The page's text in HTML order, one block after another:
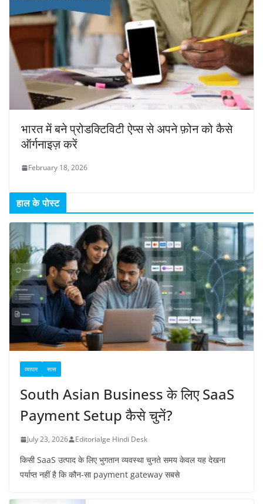
भारत में बने प्रोडक्टिविटी ऐप्स से अपने फ़ोन को कैसे
ऑर्गनाइज़ करें
February 18, 2026
हाल के पोस्ट
व्यापार सास
South Asian Business के लिए SaaS
Payment Setup कैसे चुनें?
July 23, 2026 Editorialge Hindi Desk
किसी SaaS उत्पाद के लिए भुगतान व्यवस्था चुनते समय केवल यह देखना
पर्याप्त नहीं है कि कौन-सा payment gateway सबसे